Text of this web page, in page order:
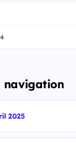
navigation
2025